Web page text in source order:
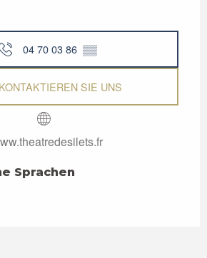
04 70 03 86 ▒▒
KONTAKTIEREN SIE UNS
Sprachen
Sprachen